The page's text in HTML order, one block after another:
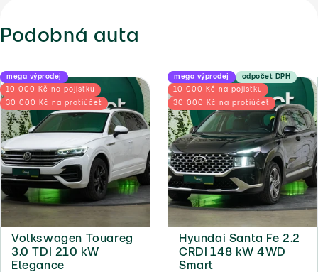
Podobná auta
mega výprodej
10 000 Kč na pojistku
30 000 Kč na protiúčet
Volkswagen Touareg
3.0 TDI 210 kW
Elegance
mega výprodej
odpočet DPH
10 000 Kč na pojistku
30 000 Kč na protiúčet
Hyundai Santa Fe 2.2
CRDI 148 kW 4WD
Smart